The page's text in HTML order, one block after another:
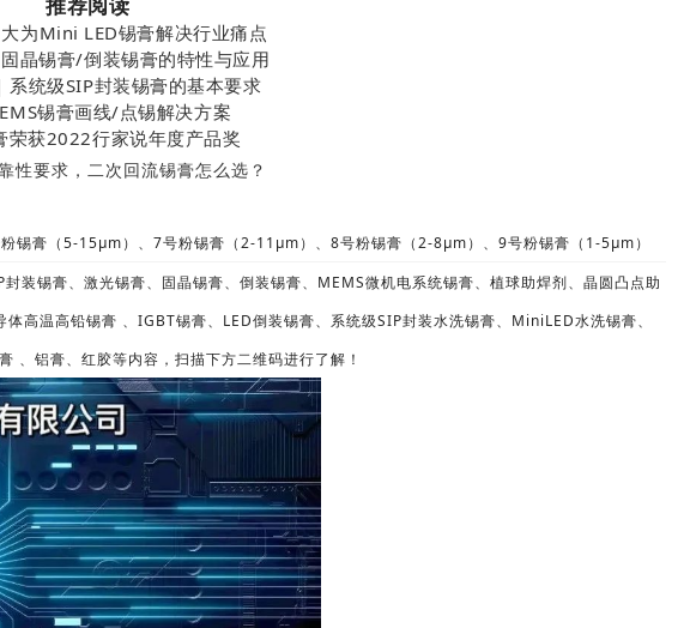
为Mini LED锡膏解决行业痛点
晶锡膏/倒装锡膏的特性与应用
统级SIP封装锡膏的基本要求
锡膏画线/点锡解决方案
荣获2022行家说年度产品奖
性要求，二次回流锡膏怎么选？
膏（5-15μm）、7号粉锡膏（2-11μm）、8号粉锡膏（2-8μm）、9号粉锡膏（1-5μm）
封装锡膏、激光锡膏、 固晶锡膏、倒装锡膏、MEMS微机电系统锡膏、植球助焊剂、晶圆凸点助
高温高铅锡膏 、IGBT锡膏、LED倒装锡膏、系统级SIP封装水洗锡膏、MiniLED水洗锡膏、
、铝膏、红胶等内容，扫描下方二维码进行了解！